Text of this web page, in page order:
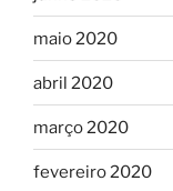
maio 2020
abril 2020
março 2020
fevereiro 2020